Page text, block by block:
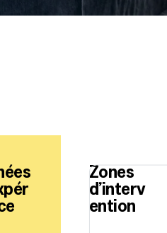
Zones
d’interv
ention